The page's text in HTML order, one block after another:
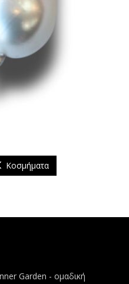
Κοσμήματα
Garden - ομαδική